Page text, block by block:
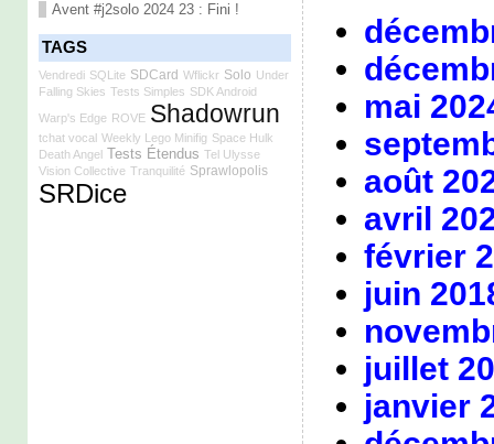
Avent #j2solo 2024 23 : Fini !
TAGS
Vendredi SQLite SDCard Wflickr Solo Under
Falling Skies Tests Simples SDK Android
Warp's Edge ROVE Shadowrun
tchat vocal Weekly Lego Minifig Space Hulk
Death Angel Tests Étendus Tel Ulysse
Vision Collective Tranquilité Sprawlopolis
SRDice
mai
août
avril
février
juin
juillet
janvier